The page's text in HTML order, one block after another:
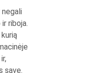
negali
riboja.
save.